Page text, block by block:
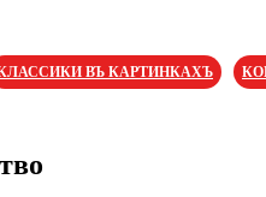
ВЪ КАРТИНКАХЪ